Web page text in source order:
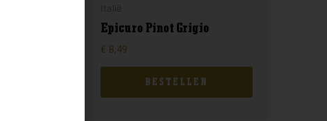
Epicuro Pinot Grigio
€ 8,49
BESTELLEN